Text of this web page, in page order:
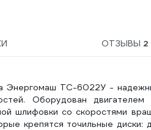
ОТЗЫВЫ 2
Энергомаш ТС-6022У -
Оборудован
шлифовки со скоростями
крепятся точильные